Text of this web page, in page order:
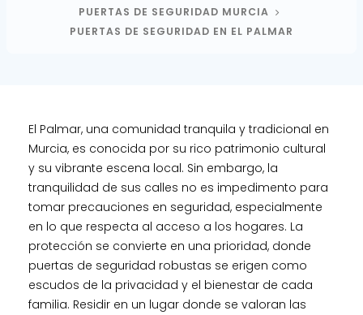
PUERTAS DE SEGURIDAD MURCIA
PUERTAS DE SEGURIDAD EN EL PALMAR
El Palmar, una comunidad tranquila y tradicional en
Murcia, es conocida por su rico patrimonio cultural
y su vibrante escena local. Sin embargo, la
tranquilidad de sus calles no es impedimento para
tomar precauciones en seguridad, especialmente
en lo que respecta al acceso a los hogares. La
protección se convierte en una prioridad, donde
puertas de seguridad robustas se erigen como
escudos de la privacidad y el bienestar de cada
familia. Residir en un lugar donde se valoran las